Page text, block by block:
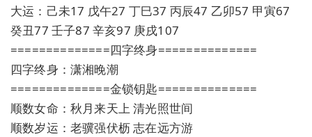
大运：己未17 戊午27 丁巳37 丙辰47 乙卯57 甲寅67
癸丑77 壬子87 辛亥97 庚戌107
==============四字终身==============
四字终身：潇湘晚潮
==============金锁钥匙==============
顺数女命：秋月来天上 清光照世间
顺数岁运：老骥强伏枥 志在远方游